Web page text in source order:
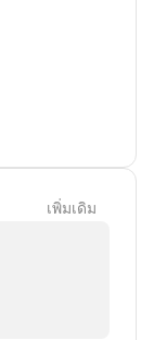
เพิ่มเดิม